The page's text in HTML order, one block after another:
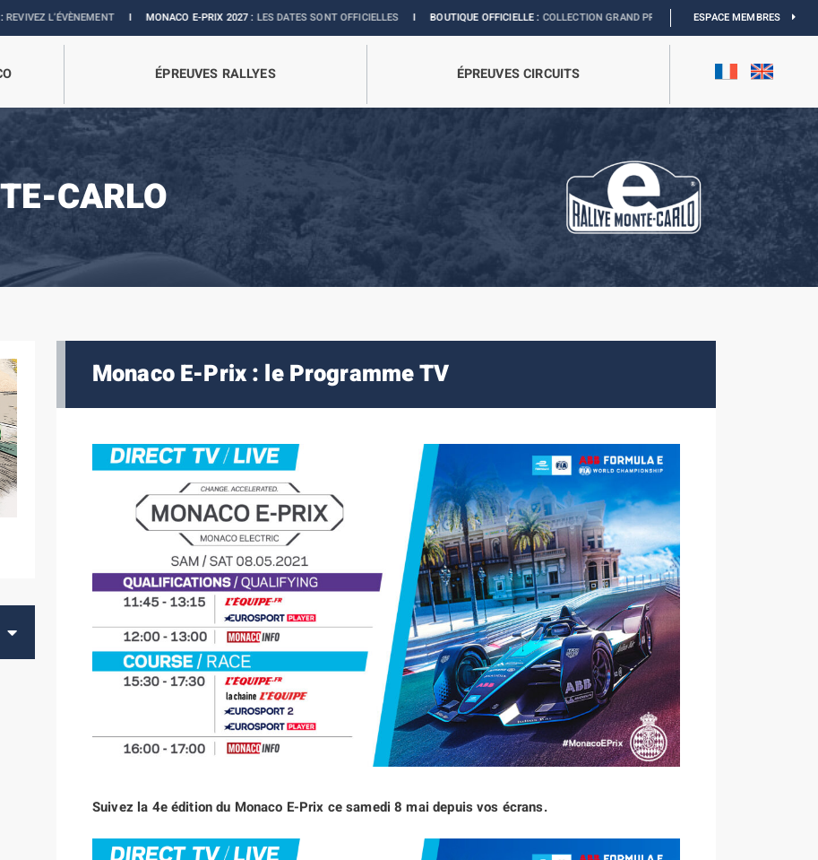
IMONACO E-PRIX 2027 :LES DATES SONT OFFICIELLESIBOUTIQUE OFFICIELLE :COLLECTION GRAND PRIXIEXPOSITION MONACO &
ESPACE MEMBRES
ÉPREUVES RALLYES ÉPREUVES CIRCUITS
CARLO
Monaco E-Prix : le Programme TV
Suivez la 4e édition du Monaco E-Prix ce samedi 8 mai depuis vos écrans.